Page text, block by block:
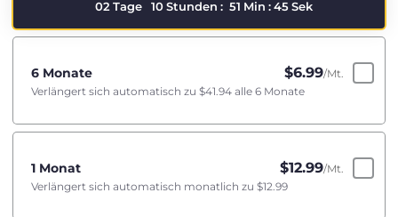
02 Tage 10Stunden : 51 Min :45Sek
6 Monate $6.99/Mt.
Verlängert sich automatisch zu $41.94 alle 6 Monate
1 Monat $12.99/Mt.
Verlängert sich automatisch monatlich zu $12.99